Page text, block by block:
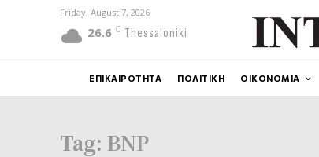
Friday, August 7, 2026
26.6 C Thessaloniki
ΕΠΙΚΑΙΡΟΤΗΤΑ ΠΟΛΙΤΙΚΗ ΟΙΚΟΝΟΜΙΑ
Tag: BNP